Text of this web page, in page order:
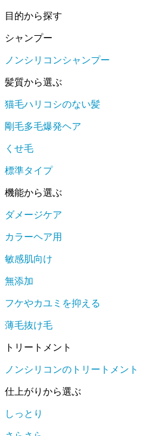
目的から探す
シャンプー
ノンシリコンシャンプー
髪質から選ぶ
猫毛ハリコシのない髪
剛毛多毛爆発ヘア
くせ毛
標準タイプ
機能から選ぶ
ダメージケア
カラーヘア用
敏感肌向け
無添加
フケやカユミを抑える
薄毛抜け毛
トリートメント
ノンシリコンのトリートメント
仕上がりから選ぶ
しっとり